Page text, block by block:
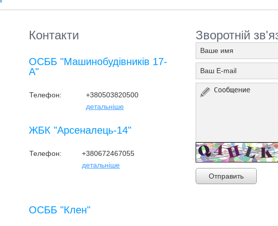
Контакти
ОСББ "Машинобудівників 17-
А"
Телефон:
+380503820500
детальніше
ЖБК "Арсеналець-14"
Телефон:
+380672467055
детальніше
ОСББ "Клен"
Зворотній
Отправить